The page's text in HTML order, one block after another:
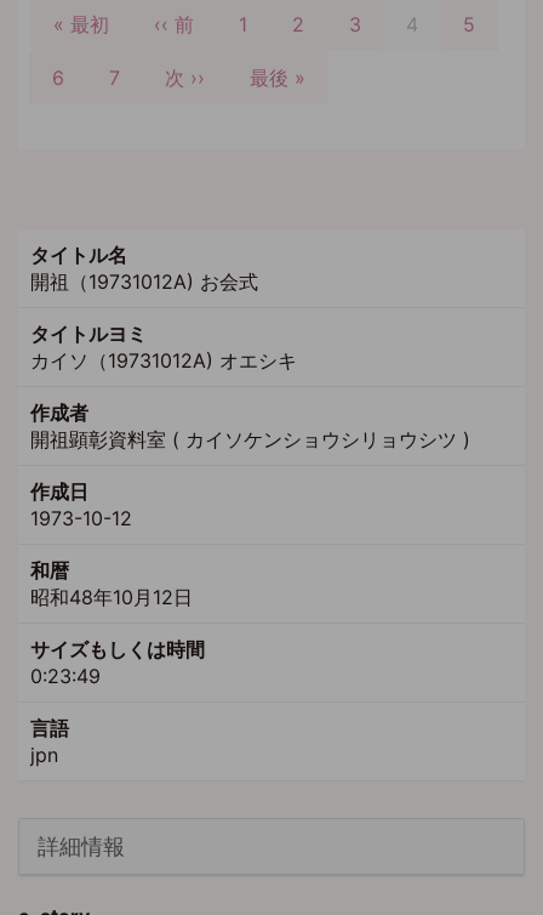
先
ペ
« 最初
前
ー
‹‹ 前 Page
1 Page
2 Page
3
カ
4 Page
5
Page
6 Page
7
次
次 ››
最
最後 »
タイトル名
開祖（19731012A) お会式
タイトルヨミ
カイソ（19731012A) オエシキ
作成者
開祖顕彰資料室 ( カイソケンショウシリョウシツ )
作成日
1973-10-12
和暦
昭和48年10月12日
サイズもしくは時間
0:23:49
言語
jpn
詳細情報